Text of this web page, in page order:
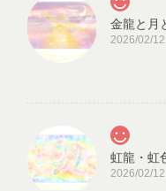
2026/02/12
2026/02/12